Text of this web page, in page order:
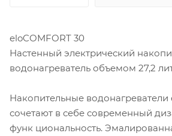
eloCOMFORT 30
Настенный электрический
водонагреватель объемом 27,2
Накопительные водонагреватели
сочетают в себе современный
функ циональность.